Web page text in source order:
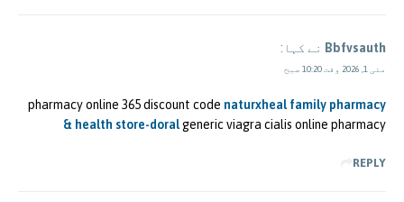
Bbfvsauth نے کہا:
مئی 1, 2026 وقت 10:20 صبح
pharmacy online 365 discount code naturxheal family pharmacy
& health store-doralgeneric viagra cialis online pharmacy
REPLY